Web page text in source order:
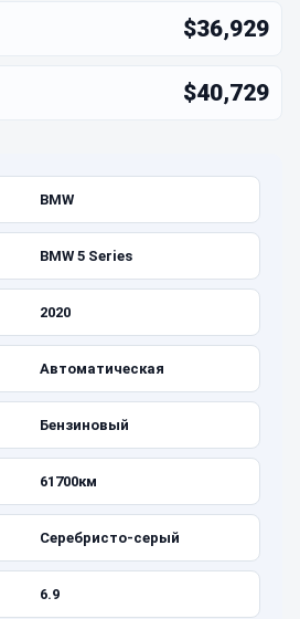
$36,929
$40,729
BMW
BMW 5 Series
2020
Автоматическая
Бензиновый
61700км
Серебристо-серый
6.9